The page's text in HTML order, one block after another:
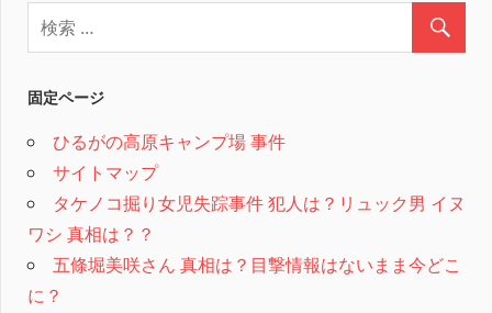
固定ページ
ひるがの高原キャンプ場 事件
サイトマップ
タケノコ掘り女児失踪事件 犯人は？リュック男 イヌ
ワシ 真相は？？
五條堀美咲さん 真相は？目撃情報はないまま今どこ
に？